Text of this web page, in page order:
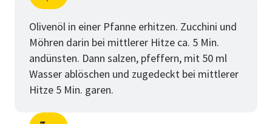
Schritt
von
Olivenöl in einer Pfanne erhitzen. Zucchini und
Möhren darin bei mittlerer Hitze ca. 5 Min.
andünsten. Dann salzen, pfeffern, mit 50 ml
Wasser ablöschen und zugedeckt bei mittlerer
Hitze 5 Min. garen.